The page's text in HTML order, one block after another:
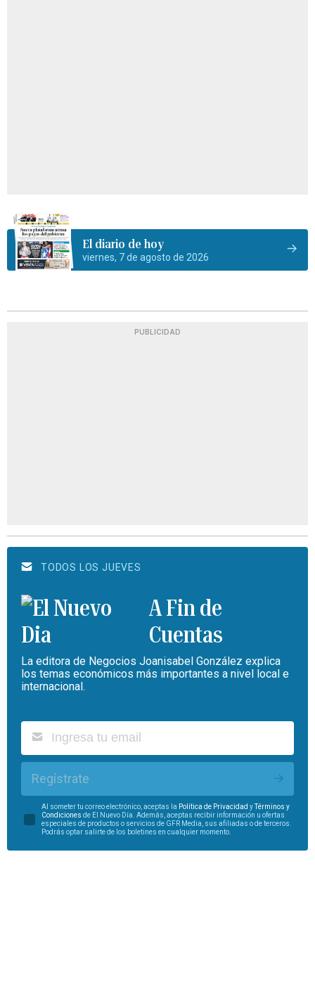
El diario de hoy
viernes, 7 de agosto de 2026
PUBLICIDAD
TODOS LOS JUEVES
A Fin de
Cuentas
La editora de Negocios Joanisabel González explica
los temas económicos más importantes a nivel local e
internacional.
Regístrate
Al someter tu correo electrónico, aceptas la Política de Privacidad yTérminos y
Condiciones de El Nuevo Día. Además, aceptas recibir información u ofertas
especiales de productos o servicios de GFR Media, sus afiliadas o de terceros.
Podrás optar salirte de los boletines en cualquier momento.